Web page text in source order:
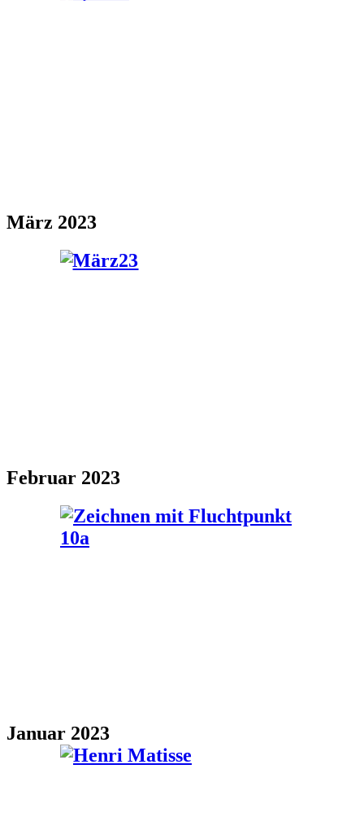
März 2023
Februar 2023
Januar 2023